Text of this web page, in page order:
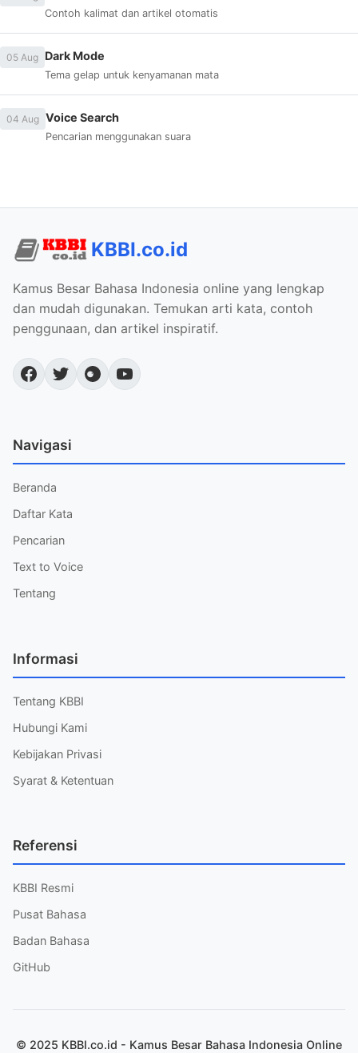
Contoh kalimat dan artikel otomatis
05 Aug Dark Mode
Tema gelap untuk kenyamanan mata
04 Aug Voice Search
Pencarian menggunakan suara
KBBI.co.id
Kamus Besar Bahasa Indonesia online yang lengkap
dan mudah digunakan. Temukan arti kata, contoh
penggunaan, dan artikel inspiratif.
Navigasi
Beranda
Daftar Kata
Pencarian
Text to Voice
Tentang
Informasi
Tentang KBBI
Hubungi Kami
Kebijakan Privasi
Syarat & Ketentuan
Referensi
KBBI Resmi
Pusat Bahasa
Badan Bahasa
GitHub
© 2025 KBBI.co.id - Kamus Besar Bahasa Indonesia Online